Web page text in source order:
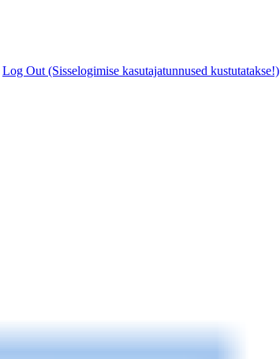
Log Out (Sisselogimise kasutajatunnused kustutatakse!)